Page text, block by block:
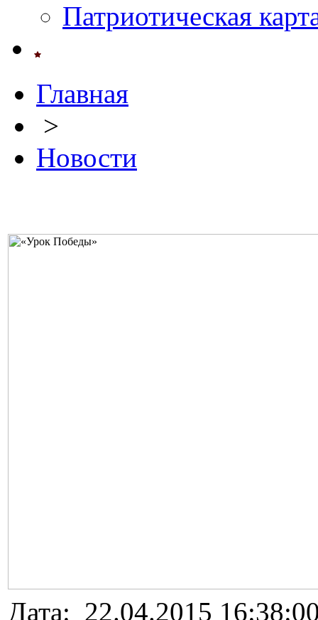
Патриотическая
Главная
>
Новости
Дата: 22.04.2015